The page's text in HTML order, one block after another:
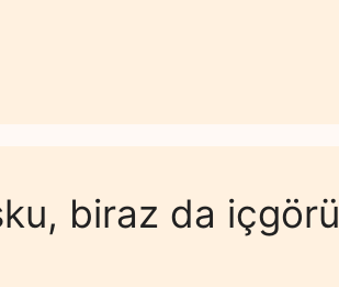
biraz da içgörü